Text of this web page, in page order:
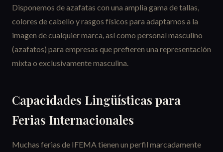
Disponemos de azafatas con una amplia gama de tallas,
colores de cabello y rasgos físicos para adaptarnos a la
imagen de cualquier marca, así como personal masculino
(azafatos) para empresas que prefieren una representación
mixta o exclusivamente masculina.
Capacidades Lingüísticas para
Ferias Internacionales
Muchas ferias de IFEMA tienen un perfil marcadamente